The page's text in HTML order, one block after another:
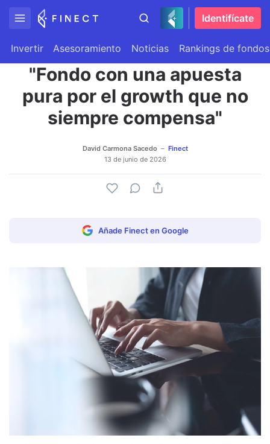
Identifícate
Invertir Asesoramiento Noticias Rankings de fondos
"Fondo con una apuesta
pura por el growth que no
siempre compensa"
David Carmona Sacedo
Finect
13 de junio de 2026
Añade Finect en Google